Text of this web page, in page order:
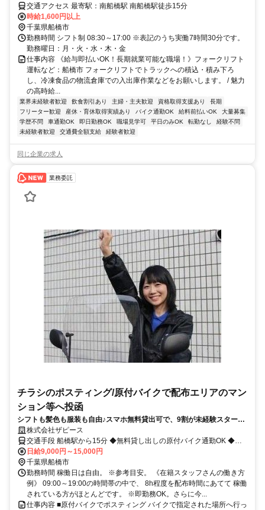
交通アクセス 最寄駅：南船橋駅 南船橋駅徒歩15分
時給1,600円以上
千葉県船橋市
勤務時間 シフト制 08:30～17:00 ※表記のうち実働7時間30分です。
勤務曜日：月・火・水・木・金
仕事内容 《給与即払いOK！長期就業可能な職場！》フォークリフト
運転など：船橋市 フォークリフトでトラックへの積込・積み下ろ
し、冷凍食品の物流倉庫での入出庫作業などをお願いします。 / 魅力
の高時給...
業界未経験者歓迎 飲食割引あり 主婦・主夫歓迎 資格取得支援あり
長期
フリーター歓迎
産休・育休取得実績あり バイク通勤OK 給料前払いOK
大量募集
学歴不問
車通勤OK 即日勤務OK 職場見学可 平日のみOK 転勤なし
経験不問
未経験者歓迎
交通費全額支給 経験者歓迎
同じ企業の求人
業務委託
チラシのポスティング/原付バイクで配布エリアのマン
ション等へ投函
シフトも髪色も服装も自由♪スマホ無料貸出可で、9割が未経験スタート
です☆
株式会社ザピース
交通手段 船橋駅から15分 ◆無料貸し出しの原付バイク通勤OK ◆自
転車通勤もOK 【最寄り駅】 ・ＪＲ総武線快速「船橋駅」 ・ＪＲ総武
線「船橋駅」 ・その他
日給9,000円～15,000円
千葉県船橋市
勤務時間 稼働日は自由。 ※参考目安。 《在籍スタッフさんの働き方
例》 09:00～19:00の時間帯の中で、 8h程度を配布時間にあてて 稼働
されている方がほとんどです。 ※即勤務OK。さらに今...
仕事内容 ■原付バイクでポスティング バイクで指定された場所へ行っ